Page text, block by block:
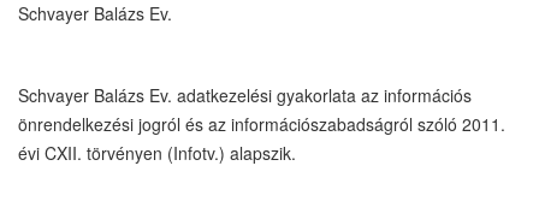
Schvayer Balázs Ev.
Schvayer Balázs Ev. adatkezelési gyakorlata az információs
önrendelkezési jogról és az információszabadságról szóló 2011.
évi CXII. törvényen (Infotv.) alapszik.